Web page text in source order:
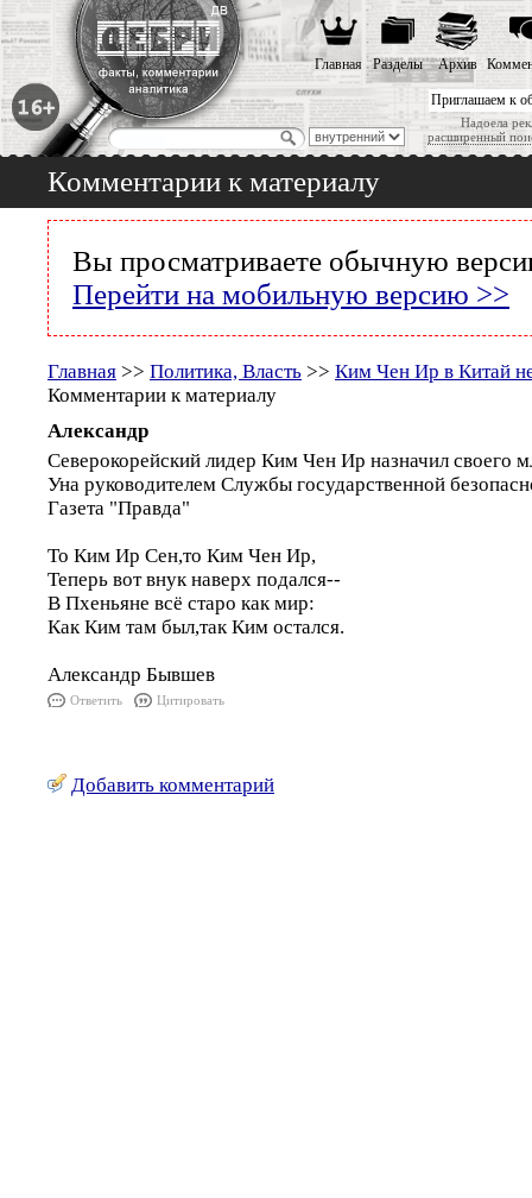
Приглашаем к
Надоела
расширенный
Главная Разделы Архив
Комментарии к материалу
Вы просматриваете обычную
Перейти на мобильную версию >>
Главная >> Политика, Власть >> Ким Чен Ир в Китай
Комментарии к материалу
Александр
Северокорейский лидер Ким Чен Ир назначил своего
Уна руководителем Службы государственной
Газета "Правда"
То Ким Ир Сен,то Ким Чен Ир,
Теперь вот внук наверх подался--
В Пхеньяне всё старо как мир:
Как Ким там был,так Ким остался.
Александр Бывшев
Ответить Цитировать
Добавить комментарий